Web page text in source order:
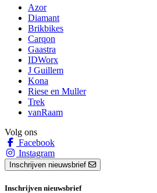
Azor
Diamant
Brikbikes
Carqon
Gaastra
IDWorx
J Guillem
Kona
Riese en Muller
Trek
vanRaam
Volg ons
Facebook
Instagram
Inschrijven nieuwsbrief
Inschrijven nieuwsbrief